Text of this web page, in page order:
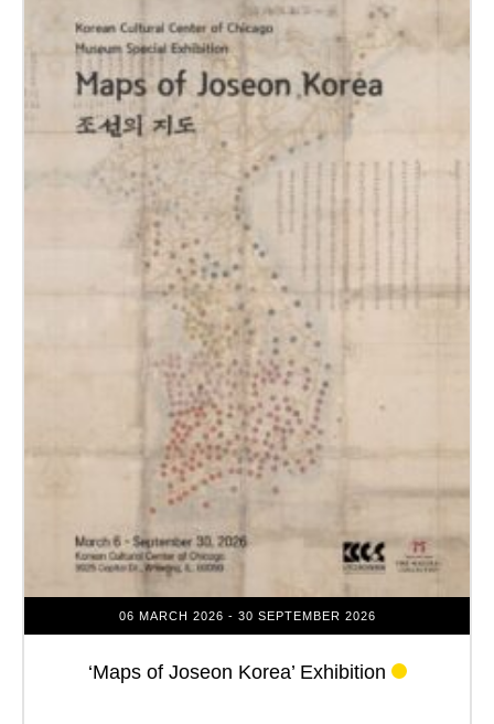
06 MARCH 2026 - 30 SEPTEMBER 2026
‘Maps of Joseon Korea’ Exhibition